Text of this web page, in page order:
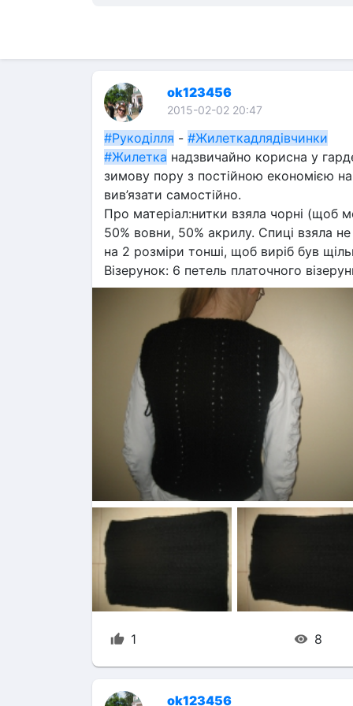
ok123456
2015-02-02 20:47
#Рукоділля - #Жилеткадлядівчинки
#Жилетка надзвичайно корисна у
зимову пору з постійною економією
вив’язати самостійно.
Про матеріал:нитки взяла чорні (щоб
50% вовни, 50% акрилу. Спиці взяла
на 2 розміри тонші, щоб виріб був
Візерунок: 6 петель платочного
1 8
ok123456